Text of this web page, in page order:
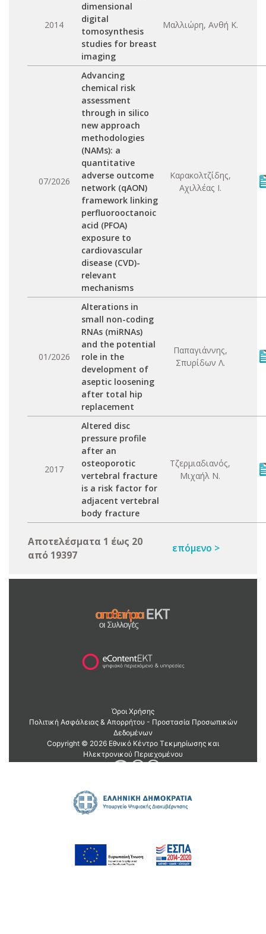
2014
dimensional
digital
tomosynthesis
studies for breast
imaging
Μαλλιώρη, Ανθή Κ.
07/2026
Advancing
chemical risk
assessment
through in silico
new approach
methodologies
(NAMs): a
quantitative
adverse outcome
network (qAON)
framework linking
perfluorooctanoic
acid (PFOA)
exposure to
cardiovascular
disease (CVD)-
relevant
mechanisms
Καρακολτζίδης,
Αχιλλέας Ι.
01/2026
Alterations in
small non-coding
RNAs (miRNAs)
and the potential
role in the
development of
aseptic loosening
after total hip
replacement
Παπαγιάννης,
Σπυρίδων Λ.
2017
Altered disc
pressure profile
after an
osteoporotic
vertebral fracture
is a risk factor for
adjacent vertebral
body fracture
Τζερμιαδιανός,
Μιχαήλ Ν.
Αποτελέσματα 1 έως 20
από 19397
επόμενο >